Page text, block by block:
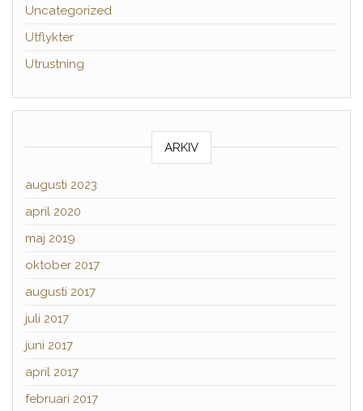
Uncategorized
Utflykter
Utrustning
ARKIV
augusti 2023
april 2020
maj 2019
oktober 2017
augusti 2017
juli 2017
juni 2017
april 2017
februari 2017